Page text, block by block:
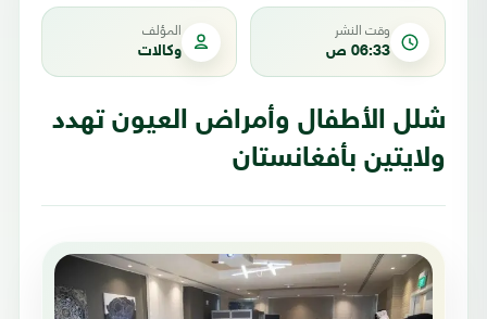
وقت النشر
06:33 ص
المؤلف
وكالات
شلل الأطفال وأمراض العيون تهدد
ولايتين بأفغانستان